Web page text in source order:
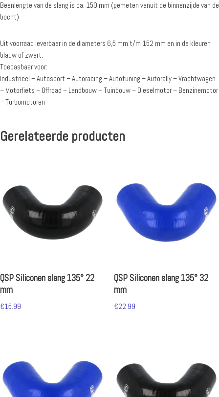
Beenlengte van de slang is ca. 150 mm (gemeten vanuit de binnenzijde van de
bocht)
Uit voorraad leverbaar in de diameters 6,5 mm t/m 152 mm en in de kleuren
blauw of zwart.
Toepasbaar voor:
Industrieel – Autosport – Autoracing – Autotuning – Autorally – Vrachtwagen
– Motorfiets – Offroad – Landbouw – Tuinbouw – Dieselmotor – Benzinemotor
– Turbomotoren
Gerelateerde producten
QSP Siliconen slang 135° 22
mm
€15.99
QSP Siliconen slang 135° 32
mm
€22.99